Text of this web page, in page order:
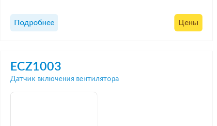
Подробнее Цены
ECZ1003
Датчик включения вентилятора